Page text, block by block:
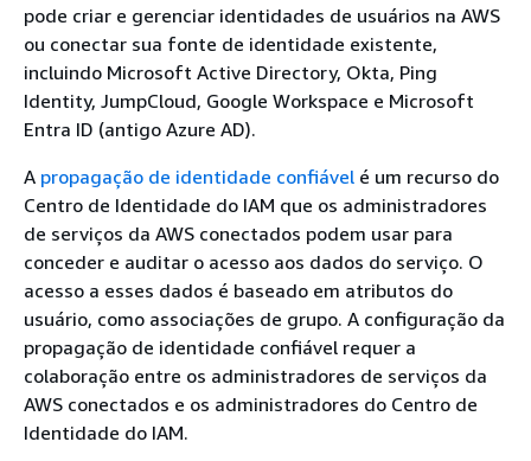
pode criar e gerenciar identidades de usuários na AWS
ou conectar sua fonte de identidade existente,
incluindo Microsoft Active Directory, Okta, Ping
Identity, JumpCloud, Google Workspace e Microsoft
Entra ID (antigo Azure AD).
A propagação de identidade confiável é um recurso do
Centro de Identidade do IAM que os administradores
de serviços da AWS conectados podem usar para
conceder e auditar o acesso aos dados do serviço. O
acesso a esses dados é baseado em atributos do
usuário, como associações de grupo. A configuração da
propagação de identidade confiável requer a
colaboração entre os administradores de serviços da
AWS conectados e os administradores do Centro de
Identidade do IAM.